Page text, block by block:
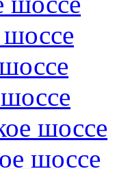
шоссе
шоссе
шоссе